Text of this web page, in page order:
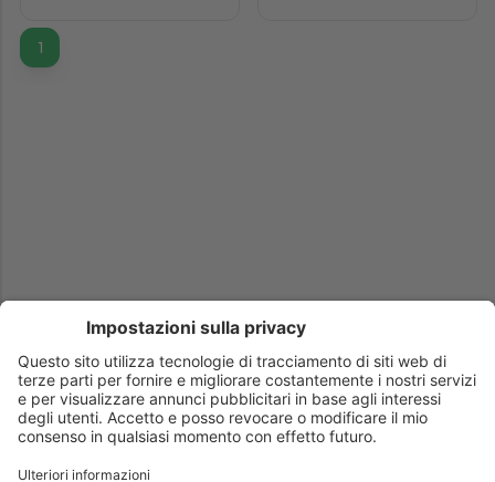
11